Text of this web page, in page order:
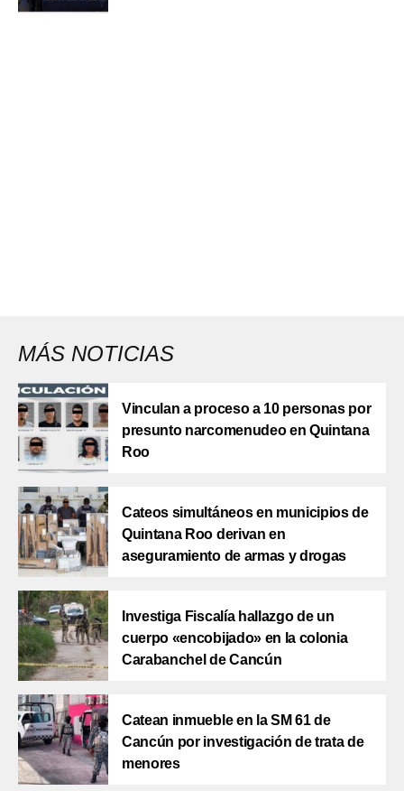
MÁS NOTICIAS
Vinculan a proceso a 10 personas por
presunto narcomenudeo en Quintana
Roo
Cateos simultáneos en municipios de
Quintana Roo derivan en
aseguramiento de armas y drogas
Investiga Fiscalía hallazgo de un
cuerpo «encobijado» en la colonia
Carabanchel de Cancún
Catean inmueble en la SM 61 de
Cancún por investigación de trata de
menores